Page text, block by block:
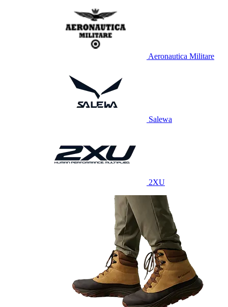
Aeronautica Militare
Salewa
2XU